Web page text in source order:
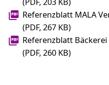
Referenzblatt MALA
(PDF, 267 KB)
Referenzblatt
(PDF, 260 KB)